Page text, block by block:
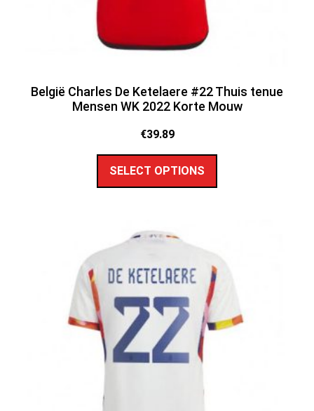
België Charles De Ketelaere #22 Thuis tenue
Mensen WK 2022 Korte Mouw
€39.89
SELECT OPTIONS